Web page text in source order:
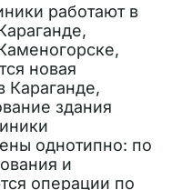
работают в
новая
Караганде,
здания
однотипно: по
и
операции по